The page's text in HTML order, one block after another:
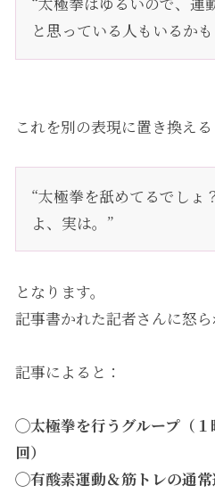
と思っている人もいるか
これを別の表現に置き換える
“太極拳を舐めてるでしょ
よ、実は。”
となります。
記事書かれた記者さんに怒ら
記事によると：
◯太極拳を行うグループ（１
回）
◯有酸素運動＆筋トレの通常